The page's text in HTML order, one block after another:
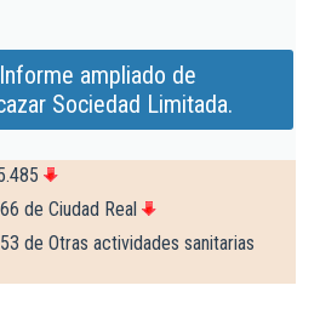
ampliado de
Sociedad Limitada.
de Ciudad Real
de Otras actividades sanitarias